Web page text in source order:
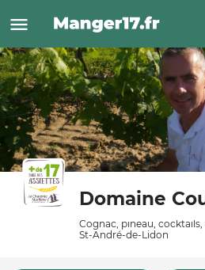
Domaine
Cognac, pineau,
St-André-de-Lidon